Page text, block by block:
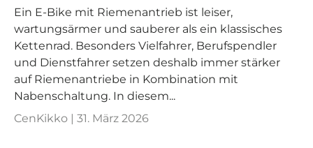
Ein E‑Bike mit Riemenantrieb ist leiser,
wartungsärmer und sauberer als ein klassisches
Kettenrad. Besonders Vielfahrer, Berufspendler
und Dienstfahrer setzen deshalb immer stärker
auf Riemenantriebe in Kombination mit
Nabenschaltung. In diesem...
CenKikko | 31. März 2026